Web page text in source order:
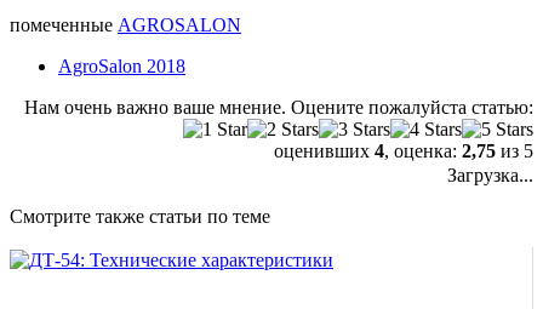
помеченные AGROSALON
AgroSalon 2018
Нам очень важно ваше мнение. Оцените пожалуйста статью:
оценивших 4, оценка: 2,75 из 5
Загрузка...
Смотрите также статьи по теме